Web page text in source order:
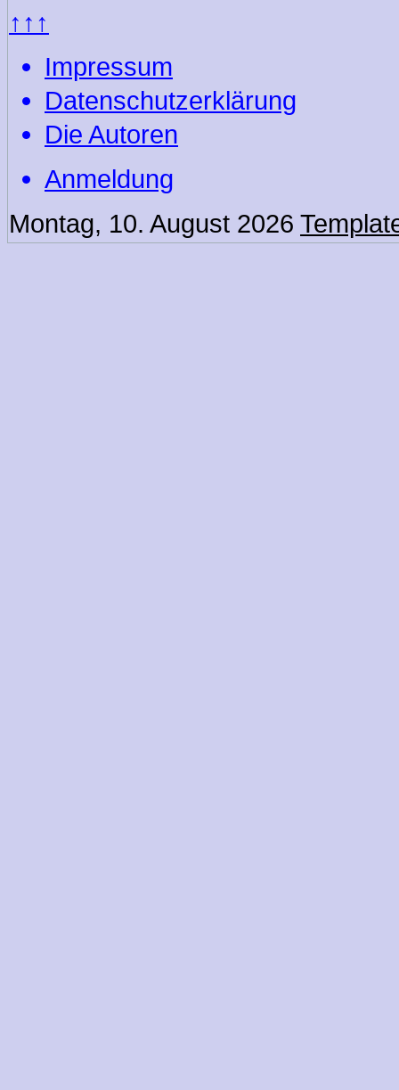
↑↑↑
Impressum
Datenschutzerklärung
Die Autoren
Anmeldung
Montag, 10. August 2026